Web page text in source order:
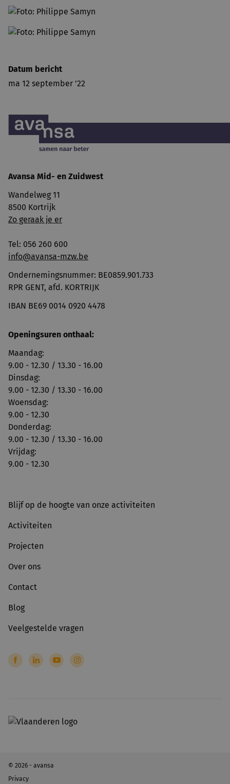
Datum bericht
ma 12 september '22
Avansa Mid- en Zuidwest
Wandelweg 11
8500 Kortrijk
Zo geraak je er
Tel: 056 260 600
info@avansa-mzw.be
Ondernemingsnummer: BE0859.901.733
RPR GENT, afd. KORTRIJK
IBAN BE69 0014 0920 4478
Openingsuren onthaal:
Maandag:
9.00 - 12.30 / 13.30 - 16.00
Dinsdag:
9.00 - 12.30 / 13.30 - 16.00
Woensdag:
9.00 - 12.30
Donderdag:
9.00 - 12.30 / 13.30 - 16.00
Vrijdag:
9.00 - 12.30
Blijf op de hoogte van onze activiteiten
Activiteiten
Projecten
Over ons
Contact
Blog
Veelgestelde vragen
© 2026 - avansa
Privacy